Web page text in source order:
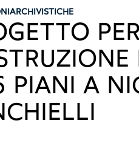
ARCHIVISTICHE
PIANI A